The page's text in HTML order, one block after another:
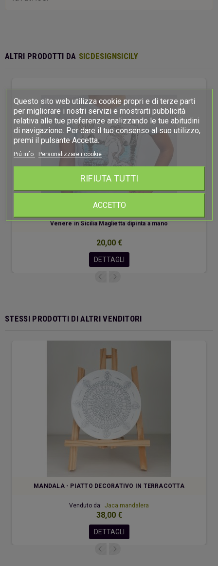
ALTRI PRODOTTI DA SICDESIGNSICILY
Venere in Sicilia Maglietta dipinta a mano
20,00 €
DETTAGLI
STESSI PRODOTTI DI ALTRI VENDITORI
MANDALA - PIATTO DECORATIVO IN TERRACOTTA
Venduto da: Jaca mandalera
38,00 €
DETTAGLI
Questo sito web utilizza cookie propri e di terze parti
per migliorare i nostri servizi e mostrarti pubblicità
relativa alle tue preferenze analizzando le tue abitudini
di navigazione. Per dare il tuo consenso al suo utilizzo,
premi il pulsante Accetta.
Piú info Personalizzare i cookie
RIFIUTA TUTTI
ACCETTO